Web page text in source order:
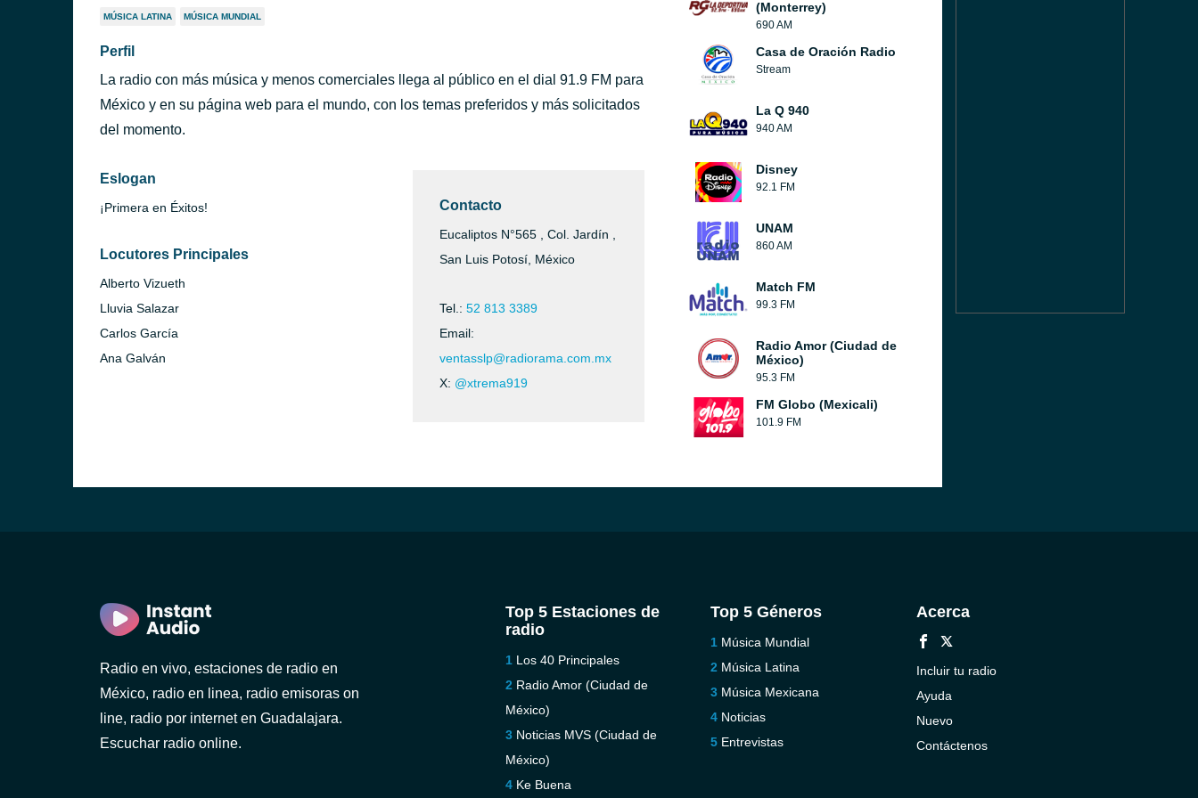
MÚSICA LATINA MÚSICA MUNDIAL
Perfil
La radio con más música y menos comerciales llega al público en el dial 91.9 FM para
México y en su página web para el mundo, con los temas preferidos y más solicitados
del momento.
Eslogan
¡Primera en Éxitos!
Locutores Principales
Alberto Vizueth
Lluvia Salazar
Carlos García
Ana Galván
Contacto
Eucaliptos N°565 , Col. Jardín ,
San Luis Potosí, México
Tel.: 52 813 3389
Email:
ventasslp@radiorama.com.mx
X: @xtrema919
(Monterrey)
690 AM
Casa de Oración Radio
Stream
La Q 940
940 AM
Disney
92.1 FM
UNAM
860 AM
Match FM
99.3 FM
Radio Amor (Ciudad de
México)
95.3 FM
FM Globo (Mexicali)
101.9 FM
Radio en vivo, estaciones de radio en
México, radio en linea, radio emisoras on
line, radio por internet en Guadalajara.
Escuchar radio online.
Top 5 Estaciones de
radio
Los 40 Principales
Radio Amor (Ciudad de
México)
Noticias MVS (Ciudad de
México)
Ke Buena
Top 5 Géneros
Música Mundial
Música Latina
Música Mexicana
Noticias
Entrevistas
Acerca
Incluir tu radio
Ayuda
Nuevo
Contáctenos